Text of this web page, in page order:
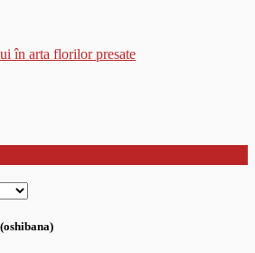
în arta florilor presate